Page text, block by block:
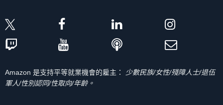
Amazon 是支持平等就業機會的雇主：
少數民族/女性/殘障人士/退伍
軍人/性別認同/性取向/年齡。